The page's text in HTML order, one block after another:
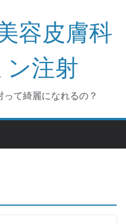
容皮膚科
注射
て綺麗になれるの？